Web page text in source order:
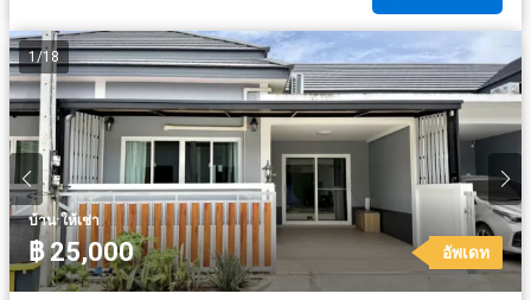
1/18
บ้าน·ให้เช่า
฿ 25,000 อัพเดท